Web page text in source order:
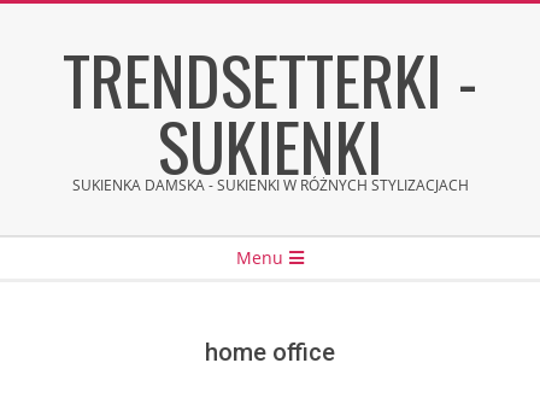
TRENDSETTERKI -
SUKIENKI
SUKIENKA DAMSKA - SUKIENKI W RÓŻNYCH STYLIZACJACH
Menu
home office